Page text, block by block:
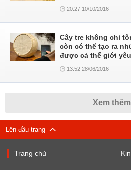
20:27 10/10/2016
Cây tre không chỉ
còn có thể tạo ra
được cả thế giới
13:52 28/06/2016
Xem thêm
Lên đầu trang
Trang chủ